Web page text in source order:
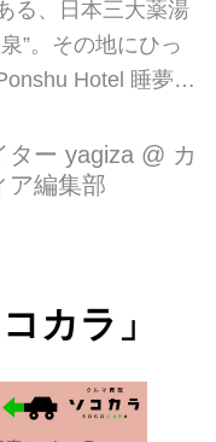
る、日本三大薬湯
”。その地にひっ
Hotel 睡夢
の旅館をリノベ
は、“のんで、ゆる
ーマ。お酒、温
ター yagiza @ カ
ア編集部
カラ」